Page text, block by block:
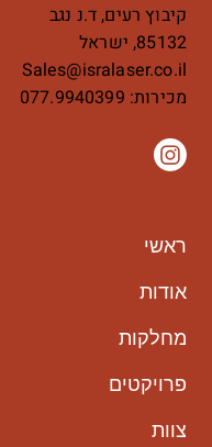
ראשי
אודות
מחלקות
פרויקטים
צוות
קיבוץ רעים, ד.נ נגב
85132, ישראל
Sales@isralaser.co.il
מכירות: 077.9940399